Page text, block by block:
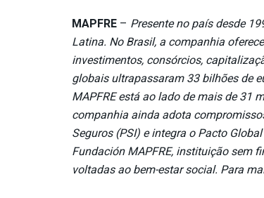
MAPFRE – Presente no país desde
Latina. No Brasil, a companhia
investimentos, consórcios,
globais ultrapassaram 33 bilhões de
MAPFRE está ao lado de mais de 31
companhia ainda adota
Seguros (PSI) e integra o Pacto
Fundación MAPFRE, instituição sem
voltadas ao bem-estar social. Para